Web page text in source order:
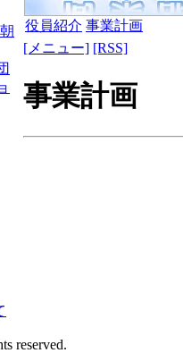
朝
役員紹介 事業計画
[メニュー] [RSS]
事業計画
reserved.